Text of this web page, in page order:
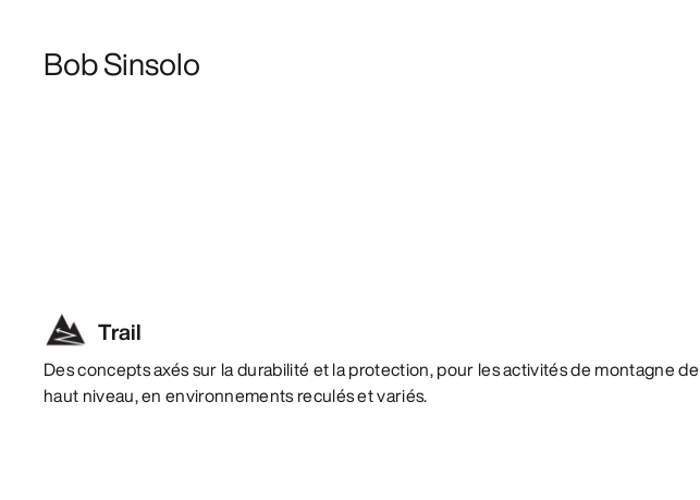
Bob Sinsolo
Trail
Des concepts axés sur la durabilité et la protection, pour les activités de montagne de
haut niveau, en environnements reculés et variés.